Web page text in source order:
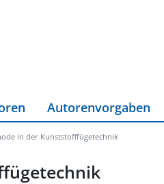
Autorenvorgaben
in der Kunststofffügetechnik